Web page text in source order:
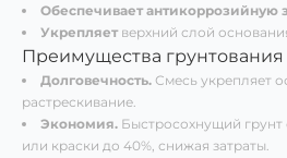
Обеспечивает антикоррозийную
Укрепляетверхний слой
Преимущества грунтования
Долговечность. Смесь укрепляет
растрескивание.
Экономия. Быстросохнущий грунт
или краски до 40%, снижая затраты.